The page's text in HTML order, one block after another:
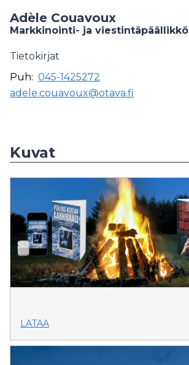
Adèle Couavoux
Markkinointi- ja viestintäpäällikkö
Tietokirjat
Puh: 045-1425272
adele.couavoux@otava.fi
Kuvat
LATAA